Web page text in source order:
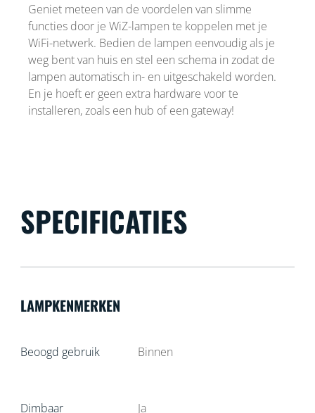
Geniet meteen van de voordelen van slimme
functies door je WiZ-lampen te koppelen met je
WiFi-netwerk. Bedien de lampen eenvoudig als je
weg bent van huis en stel een schema in zodat de
lampen automatisch in- en uitgeschakeld worden.
En je hoeft er geen extra hardware voor te
installeren, zoals een hub of een gateway!
SPECIFICATIES
LAMPKENMERKEN
Beoogd gebruik Binnen
Dimbaar Ja